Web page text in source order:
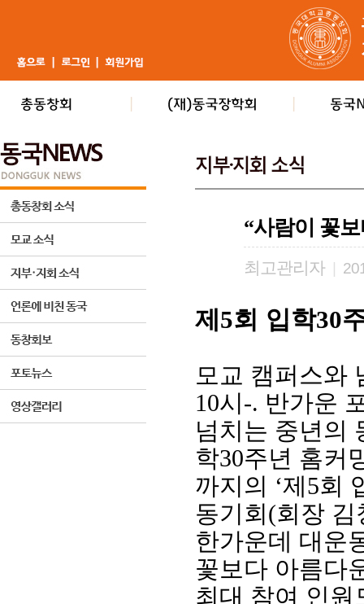
“사람이 꽃
최고관리자
제5회 입학30
모교 캠퍼스와
10시-. 반가운
넘치는 중년의
학30주년 홈커
까지의 ‘제5회
동기회(회장 김
한가운데 대운
꽃보다 아름다
최대 참여 인원